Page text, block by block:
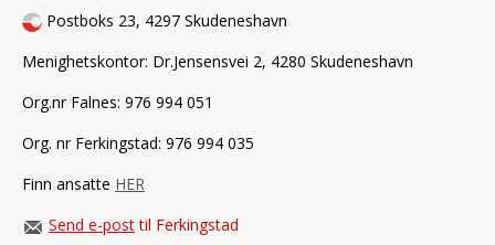
Postboks 23, 4297 Skudeneshavn
Menighetskontor: Dr.Jensensvei 2, 4280 Skudeneshavn
Org.nr Falnes: 976 994 051
Org. nr Ferkingstad: 976 994 035
Finn ansatte HER
Send e-posttil Ferkingstad